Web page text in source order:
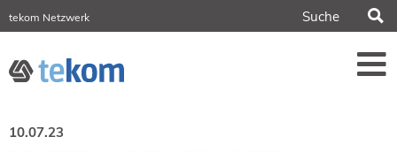
tekom Netzwerk
tech-writer.info
Tagungen
10.07.23